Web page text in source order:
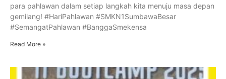
para pahlawan dalam setiap langkah kita menuju masa depan
gemilang! #HariPahlawan #SMKN1SumbawaBesar
#SemangatPahlawan #BanggaSmekensa
Read More »